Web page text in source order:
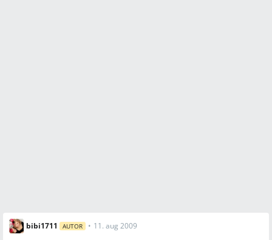
bibi1711 AUTOR • 11. aug 2009